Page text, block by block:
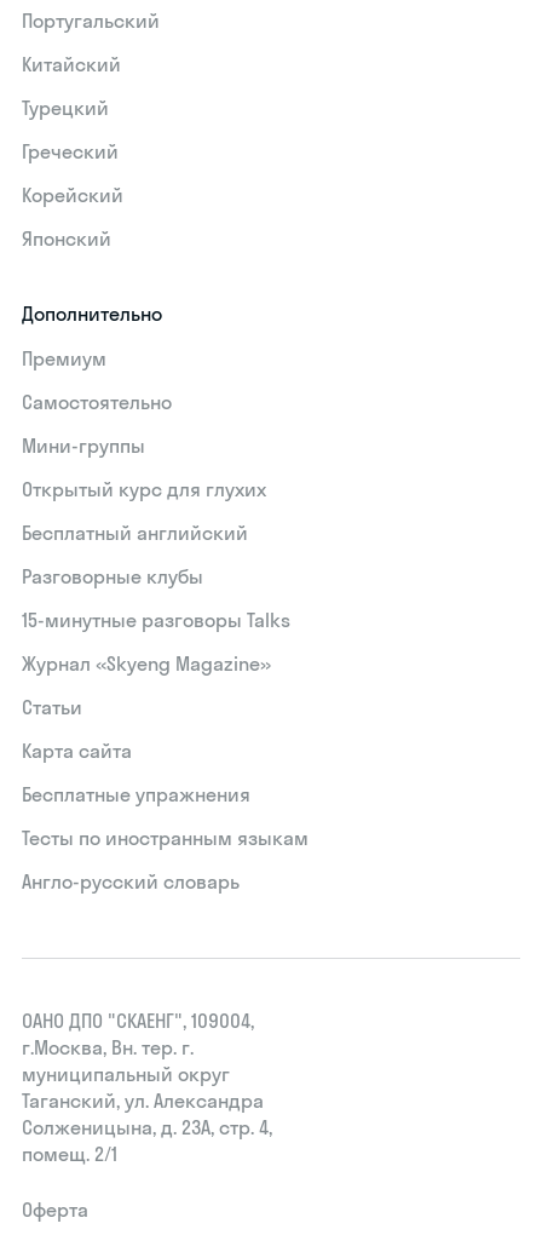
Португальский
Китайский
Турецкий
Греческий
Корейский
Японский
Дополнительно
Премиум
Самостоятельно
Мини-группы
Открытый курс для глухих
Бесплатный английский
Разговорные клубы
15‑минутные разговоры Talks
Журнал «Skyeng Magazine»
Статьи
Карта сайта
Бесплатные упражнения
Тесты по иностранным языкам
Англо-русский словарь
ОАНО ДПО "СКАЕНГ", 109004,
г.Москва, Вн. тер. г.
муниципальный округ
Таганский, ул. Александра
Солженицына, д. 23А, стр. 4,
помещ. 2/1
Оферта